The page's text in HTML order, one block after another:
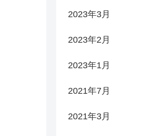
2023年3月
2023年2月
2023年1月
2021年7月
2021年3月